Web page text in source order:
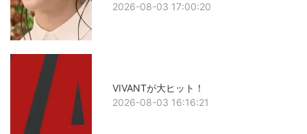
2026-08-03 17:00:20
VIVANTが大ヒット！
2026-08-03 16:16:21